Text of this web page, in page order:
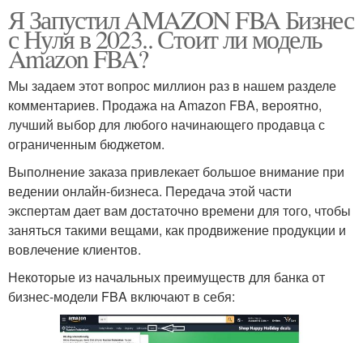
Я Запустил AMAZON FBA Бизнес
с Нуля в 2023.. Стоит ли модель
Amazon FBA?
Мы задаем этот вопрос миллион раз в нашем разделе
комментариев. Продажа на Amazon FBA, вероятно,
лучший выбор для любого начинающего продавца с
ограниченным бюджетом.
Выполнение заказа привлекает большое внимание при
ведении онлайн-бизнеса. Передача этой части
экспертам дает вам достаточно времени для того, чтобы
заняться такими вещами, как продвижение продукции и
вовлечение клиентов.
Некоторые из начальных преимуществ для банка от
бизнес-модели FBA включают в себя: